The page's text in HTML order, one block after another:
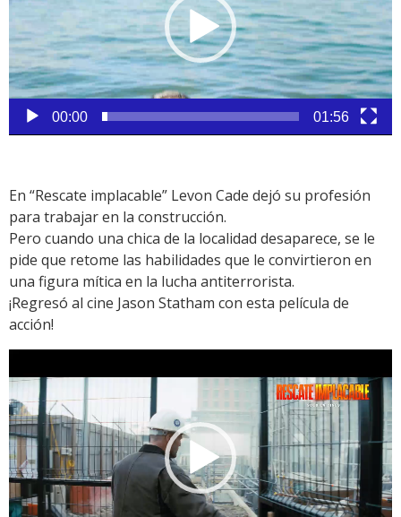
00:00 01:56
En “Rescate implacable” Levon Cade dejó su profesión
para trabajar en la construcción.
Pero cuando una chica de la localidad desaparece, se le
pide que retome las habilidades que le convirtieron en
una figura mítica en la lucha antiterrorista.
¡Regresó al cine Jason Statham con esta película de
acción!
de
vídeo